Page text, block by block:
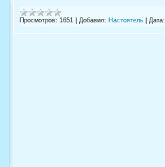
Просмотров: 1651 Добавил: Настоятель Дата: